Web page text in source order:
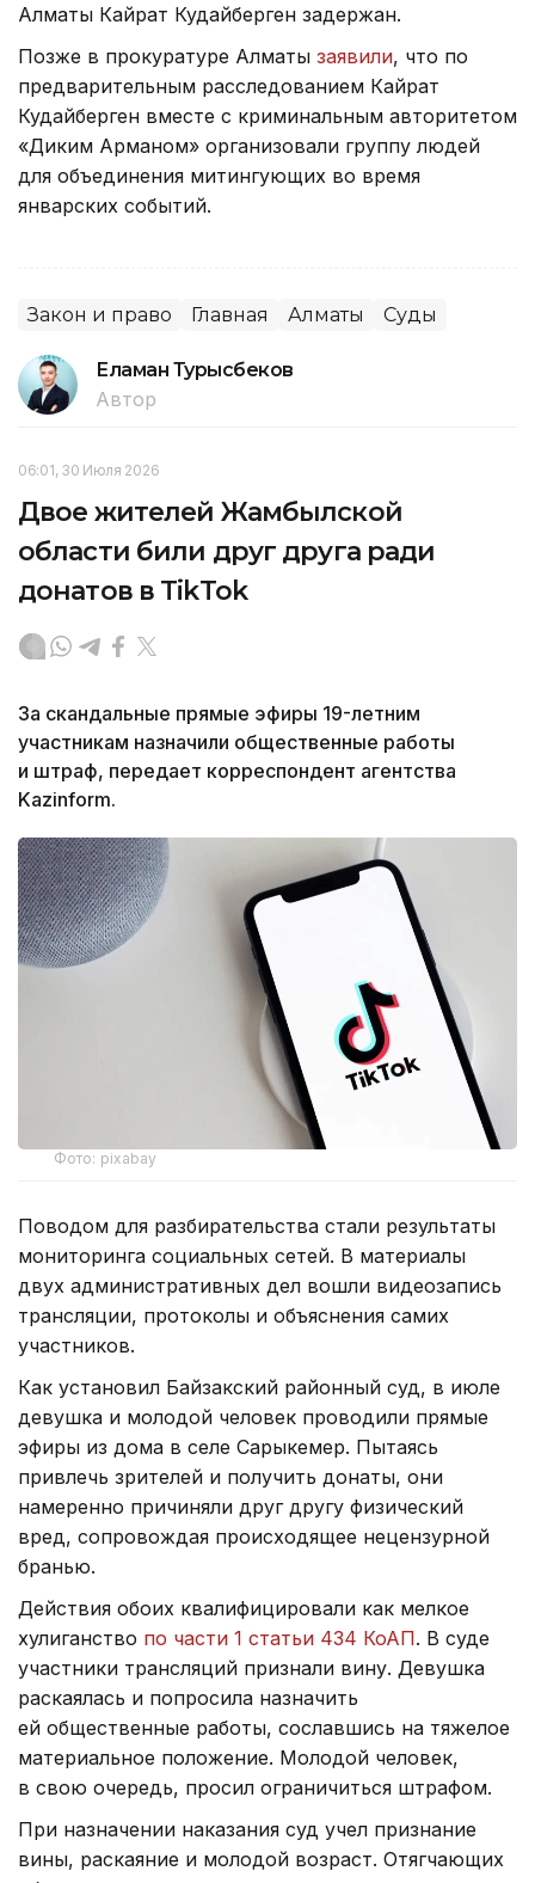
Алматы Кайрат Кудайберген задержан.
Позже в прокуратуре Алматы заявили, что по
предварительным расследованием Кайрат
Кудайберген вместе с криминальным авторитетом
«Диким Арманом» организовали группу людей
для объединения митингующих во время
январских событий.
Закон и право Главная Алматы Суды
Еламан Турысбеков
Автор
06:01, 30 Июля 2026
Двое жителей Жамбылской
области били друг друга ради
донатов в TikTok
За скандальные прямые эфиры 19-летним
участникам назначили общественные работы
и штраф, передает корреспондент агентства
Kazinform.
Фото: pixabay
Поводом для разбирательства стали результаты
мониторинга социальных сетей. В материалы
двух административных дел вошли видеозапись
трансляции, протоколы и объяснения самих
участников.
Как установил Байзакский районный суд, в июле
девушка и молодой человек проводили прямые
эфиры из дома в селе Сарыкемер. Пытаясь
привлечь зрителей и получить донаты, они
намеренно причиняли друг другу физический
вред, сопровождая происходящее нецензурной
бранью.
Действия обоих квалифицировали как мелкое
хулиганство по части 1 статьи 434 КоАП. В суде
участники трансляций признали вину. Девушка
раскаялась и попросила назначить
ей общественные работы, сославшись на тяжелое
материальное положение. Молодой человек,
в свою очередь, просил ограничиться штрафом.
При назначении наказания суд учел признание
вины, раскаяние и молодой возраст. Отягчающих